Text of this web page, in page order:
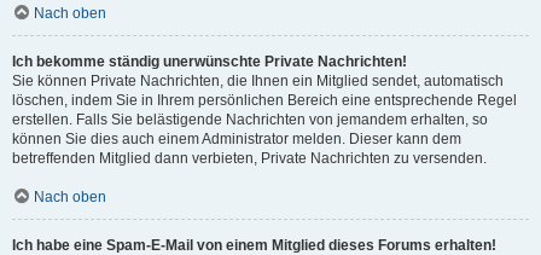
Nach oben
Ich bekomme ständig unerwünschte Private Nachrichten!
Sie können Private Nachrichten, die Ihnen ein Mitglied sendet, automatisch
löschen, indem Sie in Ihrem persönlichen Bereich eine entsprechende Regel
erstellen. Falls Sie belästigende Nachrichten von jemandem erhalten, so
können Sie dies auch einem Administrator melden. Dieser kann dem
betreffenden Mitglied dann verbieten, Private Nachrichten zu versenden.
Nach oben
Ich habe eine Spam-E-Mail von einem Mitglied dieses Forums erhalten!